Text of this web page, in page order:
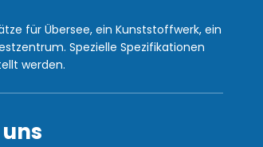
für Übersee, ein Kunststoffwerk, ein
Spezielle Spezifikationen
werden.